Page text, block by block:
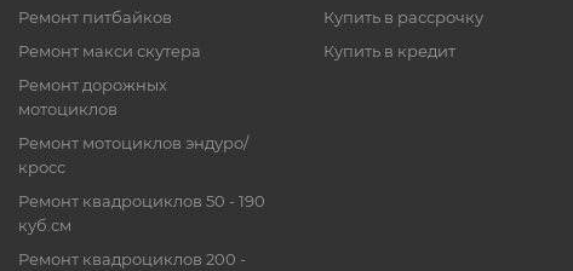
Ремонт питбайков
Ремонт макси скутера
Ремонт дорожных
мотоциклов
Ремонт мотоциклов эндуро/
кросс
Ремонт квадроциклов 50 - 190
куб.см
Ремонт квадроциклов 200 -
Купить в рассрочку
Купить в кредит